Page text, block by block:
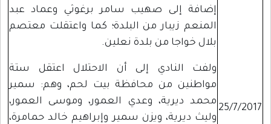
25/7/2017
إضافة إلى صهيب سامر برغوثي وعماد عبد
المنعم زيبار من البلدة؛ كما واعتقلت معتصم
بلال خواجا من بلدة نعلين.
ولفت النادي إلى أن الاحتلال اعتقل ستة
مواطنين من محافظة بيت لحم، وهم: سمير
محمد ديرية، وعدي العمور، وموسى العمور،
وليث ديرية، ويزن سمير وإبراهيم خالد حمامرة،